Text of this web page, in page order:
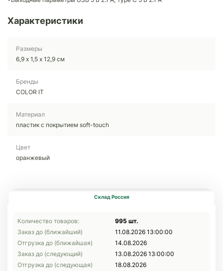
Характеристики
Размеры
6,9 х 1,5 х 12,9 см
Бренды
COLOR IT
Материал
пластик с покрытием soft-touch
Цвет
оранжевый
Склад Россия
Количество товаров:
995 шт.
Заказ до (ближайший)
11.08.2026 13:00:00
Отгрузка до (ближайшая)
14.08.2026
Заказ до (следующий)
13.08.2026 13:00:00
Отгрузка до (следующая)
18.08.2026